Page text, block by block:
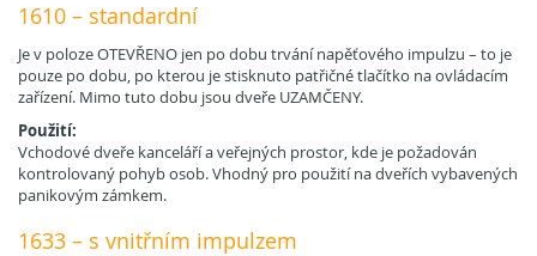
1610 – standardní
Je v poloze OTEVŘENO jen po dobu trvání napěťového impulzu – to je
pouze po dobu, po kterou je stisknuto patřičné tlačítko na ovládacím
zařízení. Mimo tuto dobu jsou dveře UZAMČENY.
Použití:
Vchodové dveře kanceláří a veřejných prostor, kde je požadován
kontrolovaný pohyb osob. Vhodný pro použití na dveřích vybavených
panikovým zámkem.
1633 – s vnitřním impulzem